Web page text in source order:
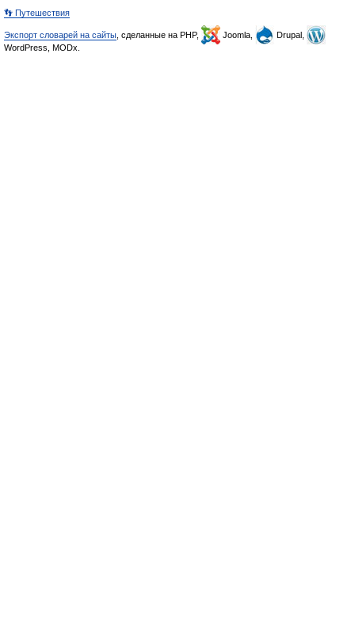
👣 Путешествия
Экспорт словарей на сайты , сделанные на PHP, Joomla,
Drupal,
WordPress, MODx.